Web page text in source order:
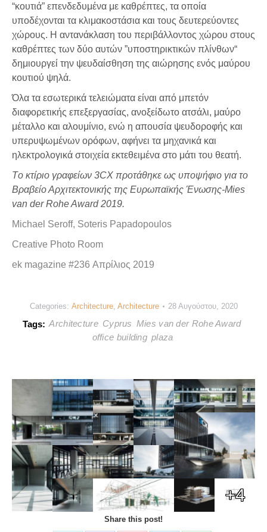
“κουτιά” επενδεδυμένα με καθρέπτες, τα οποία
υποδέχονται τα κλιμακοστάσια και τους δευτερεύοντες
χώρους. Η αντανάκλαση του περιβάλλοντος χώρου στους
καθρέπτες των δύο αυτών ”υποστηρικτικών πλίνθων“
δημιουργεί την ψευδαίσθηση της αιώρησης ενός μαύρου
κουτιού ψηλά.
Όλα τα εσωτερικά τελειώματα είναι από μπετόν
διαφορετικής επεξεργασίας, ανοξείδωτο ατσάλι, μαύρο
μέταλλο και αλουμίνιο, ενώ η απουσία ψευδοροφής και
υπερυψωμένων ορόφων, αφήνει τα μηχανικά και
ηλεκτρολογικά στοιχεία εκτεθειμένα στο μάτι του θεατή.
Τo κτίριo γραφείων 3CX προτάθηκε ως υποψήφιο για το
ΒραβείοΑρχιτεκτονικής της Ευρωπαϊκής Ένωσης-Mies
van der Rohe Award 2019.
Michael Seroff, Soteris Papadopoulos
Creative Photo Room
ek magazine #236 Απρίλιος 2019
Categories: Architecture, Architecture 28 Αυγούστου, 2020
Tags: Architecture Cyprus Mies van der Rohe Award
office building plaza
+4
Share this post!